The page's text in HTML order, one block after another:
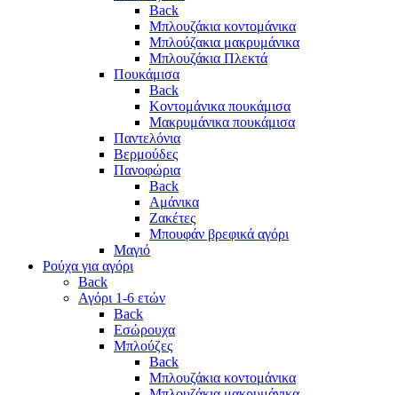
Back
Μπλουζάκια κοντομάνικα
Μπλούζακια μακρυμάνικα
Μπλουζάκια Πλεκτά
Πουκάμισα
Back
Κοντομάνικα πουκάμισα
Μακρυμάνικα πουκάμισα
Παντελόνια
Βερμούδες
Πανοφώρια
Back
Αμάνικα
Ζακέτες
Μπουφάν βρεφικά αγόρι
Μαγιό
Ρούχα για αγόρι
Back
Αγόρι 1-6 ετών
Back
Εσώρουχα
Μπλούζες
Back
Μπλουζάκια κοντομάνικα